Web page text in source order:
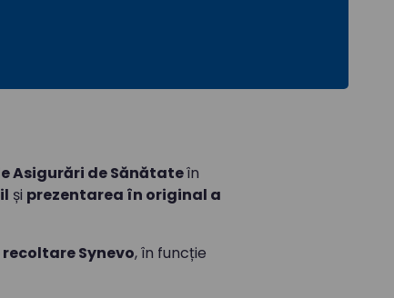
Asigurări de Sănătateîn
și prezentarea în original a
Synevo, în funcție